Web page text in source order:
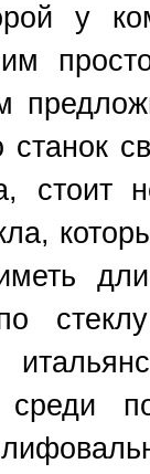
у
им
станок
стоит